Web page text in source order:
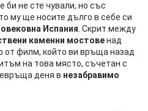
би не сте чували, но със
му ще носите дълго в себе си
Испания . Скрит между
каменни мостовенад
от филм, който ви връща назад
на това място, съчетан с
деня в незабравимо